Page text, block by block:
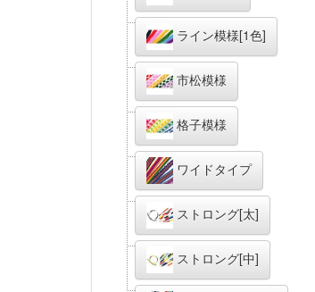
ライン模様[1色]
市松模様
格子模様
ワイドタイプ
ストロング[太]
ストロング[中]